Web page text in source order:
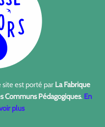
site est porté par La Fabrique
Communs Pédagogiques. En
plus